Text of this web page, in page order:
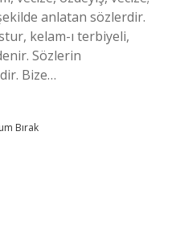
anlatan sözlerdir.
kelam-ı terbiyeli,
Sözlerin
Bize…
Bırak